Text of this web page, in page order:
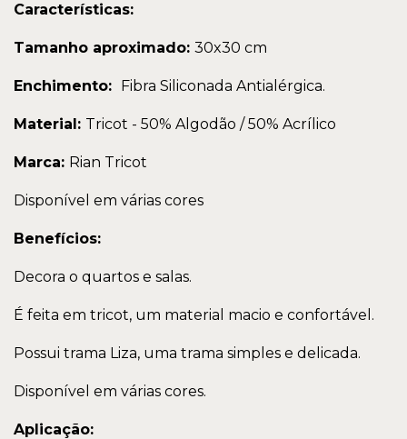
Características:
Tamanho aproximado: 30x30 cm
Enchimento: Fibra Siliconada Antialérgica.
Material: Tricot - 50% Algodão / 50% Acrílico
Marca: Rian Tricot
Disponível em várias cores
Benefícios:
Decora o quartos e salas.
É feita em tricot, um material macio e confortável.
Possui trama Liza, uma trama simples e delicada.
Disponível em várias cores.
Aplicação: